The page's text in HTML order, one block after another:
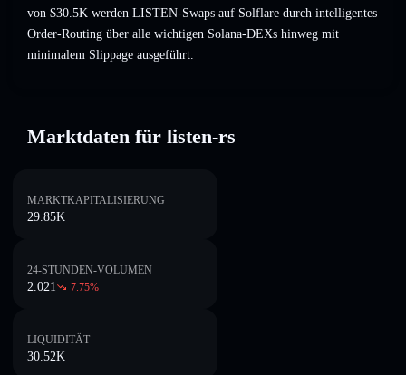
von $30.5K werden LISTEN-Swaps auf Solflare durch intelligentes
Order-Routing über alle wichtigen Solana-DEXs hinweg mit
minimalem Slippage ausgeführt.
Marktdaten für listen-rs
MARKTKAPITALISIERUNG
29.85K
24-STUNDEN-VOLUMEN
2.021 7.75%
LIQUIDITÄT
30.52K